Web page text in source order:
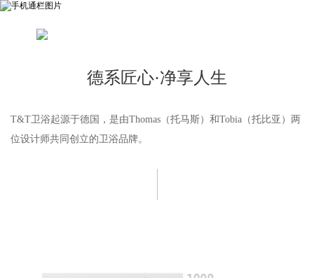
德系匠心·净享人生
T&T卫浴起源于德国，是由Thomas（托马斯）和Tobia（托比亚）两
位设计师共同创立的卫浴品牌。